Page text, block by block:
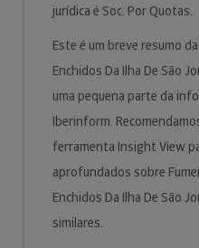
jurídica é Soc. Por Quotas.
Este é um breve resumo
Enchidos Da Ilha De São
uma pequena parte da
Iberinform.
ferramenta Insight View
aprofundados sobre
Enchidos Da Ilha De São
similares.